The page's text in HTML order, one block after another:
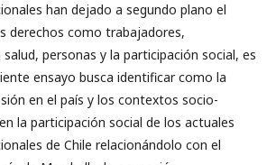
han dejado a segundo plano el
derechos como trabajadores,
personas y la participación social, es
ensayo busca identificar como la
en el país y los contextos socio-
la participación social de los actuales
de Chile relacionándolo con el